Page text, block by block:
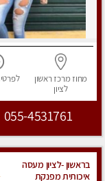
מחוז מרכזראשון
לציון
055-4531761
בראשון -לציון מעסה
איכותית מפנקת